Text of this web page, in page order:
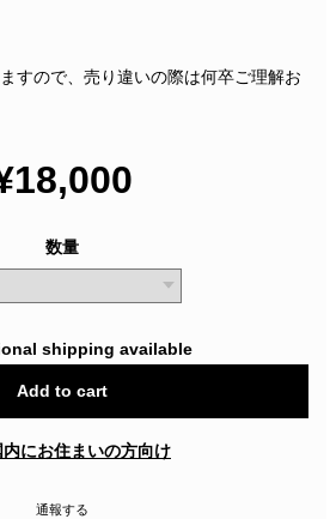
すので、売り違いの際は何卒ご理解お
数量
shipping available
Add to cart
内にお住まいの方向け
通報する